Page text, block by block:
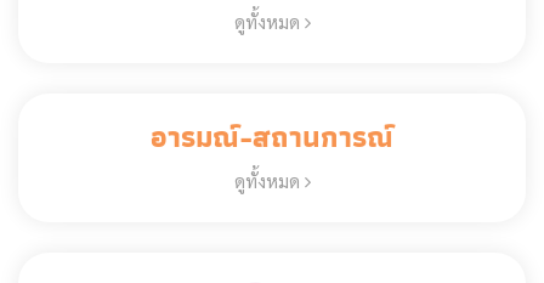
ดูทั้งหมด
อารมณ์-สถานการณ์
ดูทั้งหมด